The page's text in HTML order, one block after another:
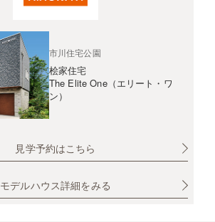
市川住宅公園
桧家住宅
The Elite One（エリート・ワ
ン）
見学予約はこちら
モデルハウス詳細をみる